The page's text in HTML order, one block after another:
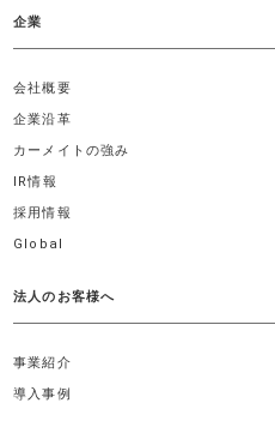
企業
会社概要
企業沿革
カーメイトの強み
IR情報
採用情報
Global
法人のお客様へ
事業紹介
導入事例